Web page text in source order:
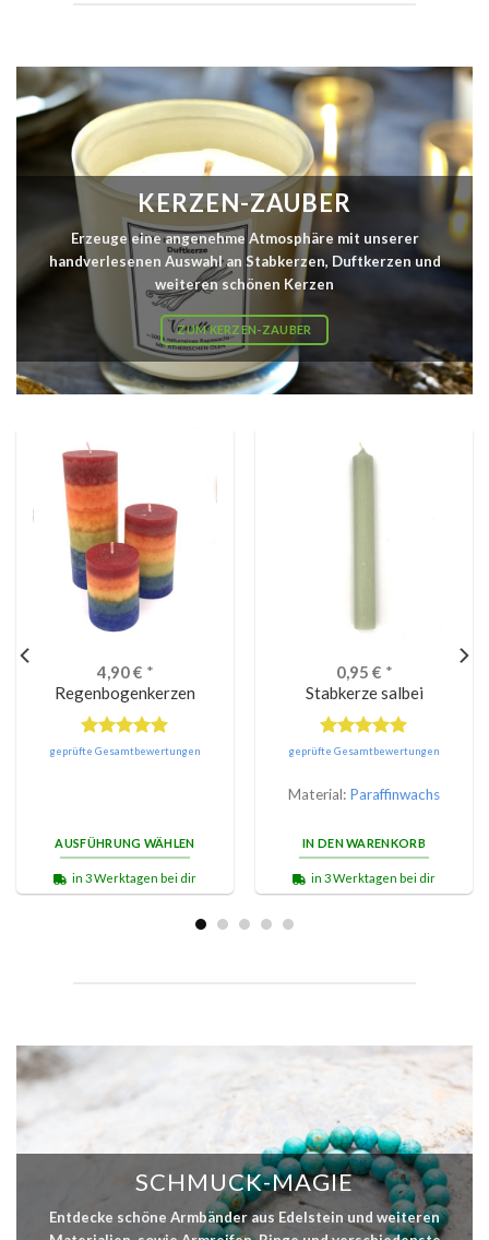
4,90€ *
Regenbogenkerzen
Bewertet
geprüfte Gesamtbewertungen
AUSFÜHRUNG WÄHLEN
in 3 Werktagen bei dir
0,95 € *
Stabkerze salbei
Bewertet
von 5
geprüfte Gesamtbewertungen
Material: Paraffinwachs
IN DEN WARENKORB
in 3 Werktagen bei dir
KERZEN-ZAUBER
Erzeuge eine angenehme Atmosphäre mit unserer
handverlesenen Auswahl an Stabkerzen, Duftkerzen und
weiteren schönen Kerzen
ZUM KERZEN-ZAUBER
SCHMUCK-MAGIE
Entdecke schöne Armbänder aus Edelstein und weiteren